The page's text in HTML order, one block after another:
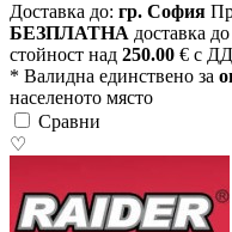
Доставка до: гр. София
БЕЗПЛАТНА доставка до
стойност над 250.00 € с
* Валидна единствено за
населеното място
Сравни
♡